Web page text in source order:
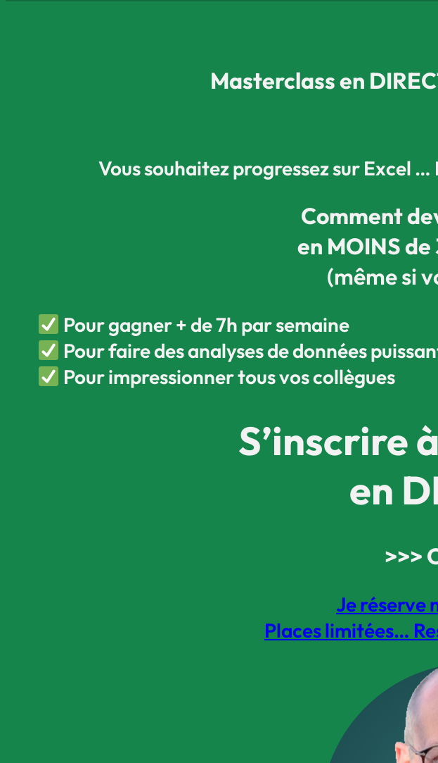
Masterclass en
Vous souhaitez progressez sur Excel
Comment
en MOINS
(même si
Pour gagner + de 7h par semaine
Pour faire des analyses de données
Pour impressionner tous vos collègues
S’inscrire
en
>>>
Je réserve
Places limitées…